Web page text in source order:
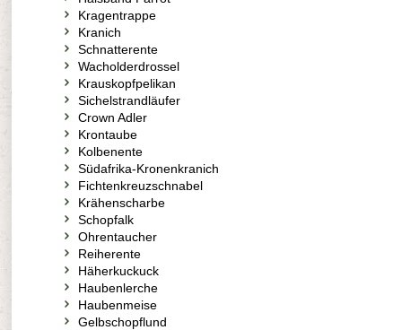
Kragentrappe
Kranich
Schnatterente
Wacholderdrossel
Krauskopfpelikan
Sichelstrandläufer
Crown Adler
Krontaube
Kolbenente
Südafrika-Kronenkranich
Fichtenkreuzschnabel
Krähenscharbe
Schopfalk
Ohrentaucher
Reiherente
Häherkuckuck
Haubenlerche
Haubenmeise
Gelbschopflund